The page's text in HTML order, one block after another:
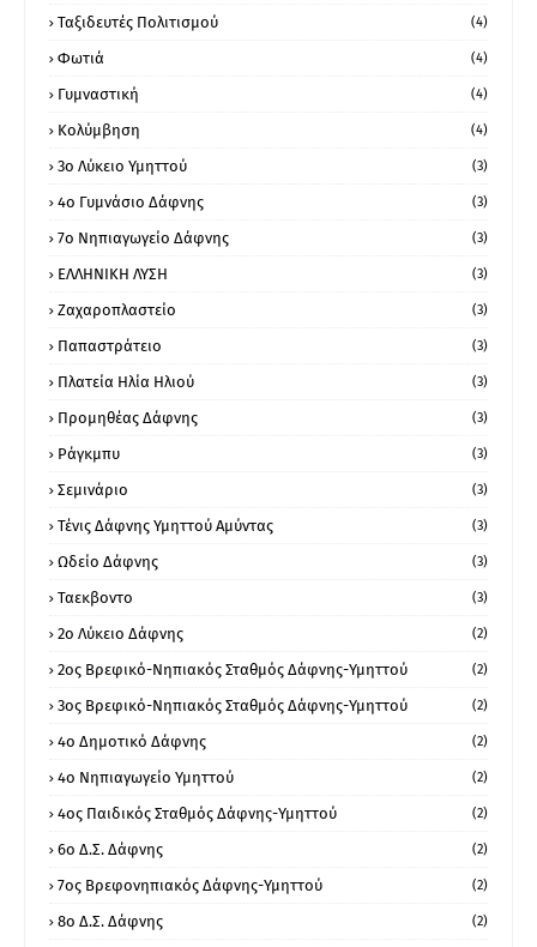
Ταξιδευτές Πολιτισμού (4)
Φωτιά (4)
Γυμναστική (4)
Κολύμβηση (4)
3ο Λύκειο Υμηττού (3)
4ο Γυμνάσιο Δάφνης (3)
7ο Νηπιαγωγείο Δάφνης (3)
ΕΛΛΗΝΙΚΗ ΛΥΣΗ (3)
Ζαχαροπλαστείο (3)
Παπαστράτειο (3)
Πλατεία Ηλία Ηλιού (3)
Προμηθέας Δάφνης (3)
Ράγκμπυ (3)
Σεμινάριο (3)
Τένις Δάφνης Υμηττού Αμύντας (3)
Ωδείο Δάφνης (3)
Ταεκβοντο (3)
2ο Λύκειο Δάφνης (2)
2ος Βρεφικό-Νηπιακός Σταθμός Δάφνης-Υμηττού (2)
3ος Βρεφικό-Νηπιακός Σταθμός Δάφνης-Υμηττού (2)
4ο Δημοτικό Δάφνης (2)
4ο Νηπιαγωγείο Υμηττού (2)
4ος Παιδικός Σταθμός Δάφνης-Υμηττού (2)
6ο Δ.Σ. Δάφνης (2)
7ος Βρεφονηπιακός Δάφνης-Υμηττού (2)
8ο Δ.Σ. Δάφνης (2)